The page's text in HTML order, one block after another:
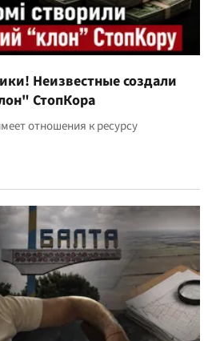
Неизвестные создали
СтопКора
отношения к ресурсу